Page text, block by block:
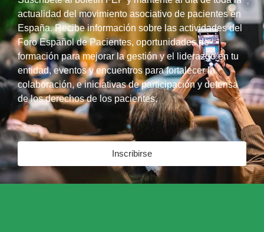
actualidad del movimiento asociativo de pacientes en
España. Recibe información sobre las actividades del
Foro Español de Pacientes, oportunidades de
formación para mejorar la gestión y el liderazgo en tu
entidad, eventos y encuentros para fortalecer la
colaboración, e iniciativas de participación y defensa
de los derechos de los pacientes.
Inscribirse